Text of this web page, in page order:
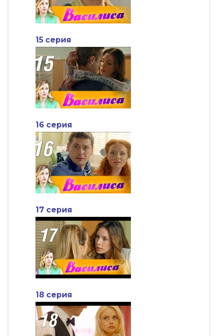
15 серия
16 серия
17 серия
18 серия